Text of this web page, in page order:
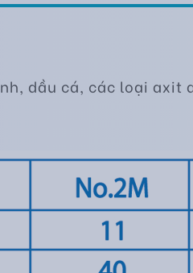
dầu cá, các loại